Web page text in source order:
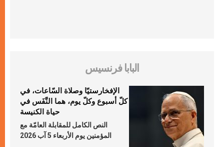
البابا فرنسيس
الإفخارستيّا وصلاة السّاعات، في
كلّ أسبوع وكلّ يوم، هما النَّفَس في
حياة الكنيسة
النص الكامل للمقابلة العامّة مع
المؤمنين يوم الأربعاء 5 آب 2026